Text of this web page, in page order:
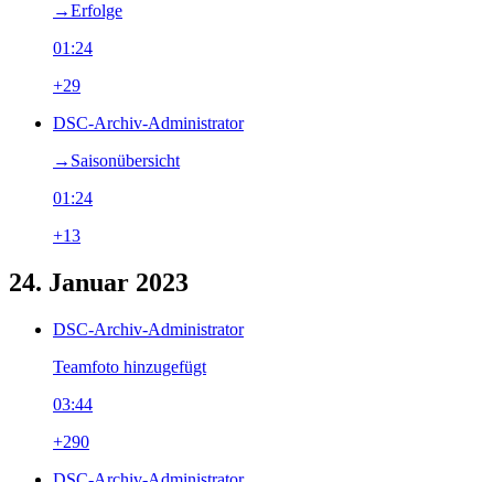
→‎Erfolge
01:24
+29
DSC-Archiv-Administrator
→‎Saisonübersicht
01:24
+13
24. Januar 2023
DSC-Archiv-Administrator
Teamfoto hinzugefügt
03:44
+290